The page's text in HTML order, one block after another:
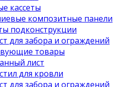
кассеты
композитные панели
подконструкции
для забора и ограждений
товары
лист
для кровли
для забора и ограждений